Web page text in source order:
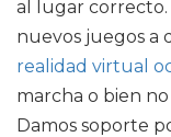
al lugar correcto.
nuevos juegos a
realidad virtual
marcha o bien
Damos soporte